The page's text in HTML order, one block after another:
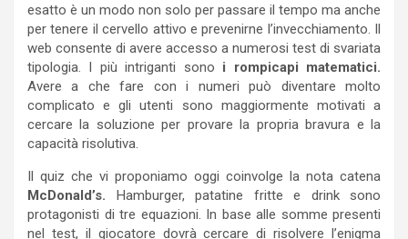
esatto è un modo non solo per passare il tempo ma anche
per tenere il cervello attivo e prevenirne l’invecchiamento. Il
web consente di avere accesso a numerosi test di svariata
tipologia. I più intriganti sono i rompicapi matematici.
Avere a che fare con i numeri può diventare molto
complicato e gli utenti sono maggiormente motivati a
cercare la soluzione per provare la propria bravura e la
capacità risolutiva.
Il quiz che vi proponiamo oggi coinvolge la nota catena
McDonald’s. Hamburger, patatine fritte e drink sono
protagonisti di tre equazioni. In base alle somme presenti
nel test, il giocatore dovrà cercare di risolvere l’enigma